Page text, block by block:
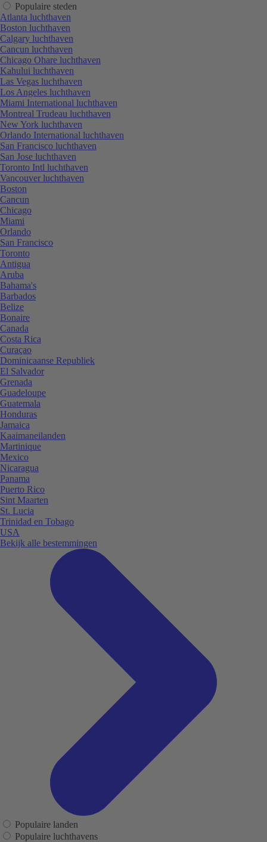
Populaire steden
Atlanta luchthaven
Boston luchthaven
Calgary luchthaven
Cancun luchthaven
Chicago Ohare luchthaven
Kahului luchthaven
Las Vegas luchthaven
Los Angeles luchthaven
Miami International luchthaven
Montreal Trudeau luchthaven
New York luchthaven
Orlando International luchthaven
San Francisco luchthaven
San Jose luchthaven
Toronto Intl luchthaven
Vancouver luchthaven
Boston
Cancun
Chicago
Miami
Orlando
San Francisco
Toronto
Antigua
Aruba
Bahama's
Barbados
Belize
Bonaire
Canada
Costa Rica
Curaçao
Dominicaanse Republiek
El Salvador
Grenada
Guadeloupe
Guatemala
Honduras
Jamaica
Kaaimaneilanden
Martinique
Mexico
Nicaragua
Panama
Puerto Rico
Sint Maarten
St. Lucia
Trinidad en Tobago
USA
Bekijk alle bestemmingen
Populaire landen
Populaire luchthavens